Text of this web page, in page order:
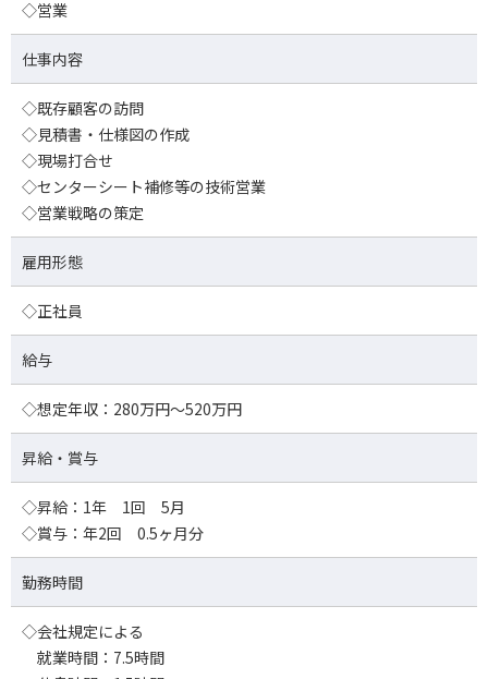
◇営業
仕事内容
◇既存顧客の訪問
◇見積書・仕様図の作成
◇現場打合せ
◇センターシート補修等の技術営業
◇営業戦略の策定
雇用形態
◇正社員
給与
◇想定年収：280万円～520万円
昇給・賞与
◇昇給：1年 1回 5月
◇賞与：年2回 0.5ヶ月分
勤務時間
◇会社規定による
就業時間：7.5時間